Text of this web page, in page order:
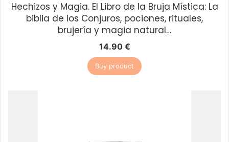
Hechizos y Magia. El Libro de la Bruja Mística: La
biblia de los Conjuros, pociones, rituales,
brujería y magia natural…
14.90 €
Buy product